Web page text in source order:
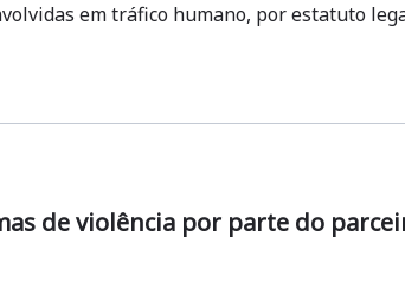
em tráfico humano, por estatuto
de violência por parte do